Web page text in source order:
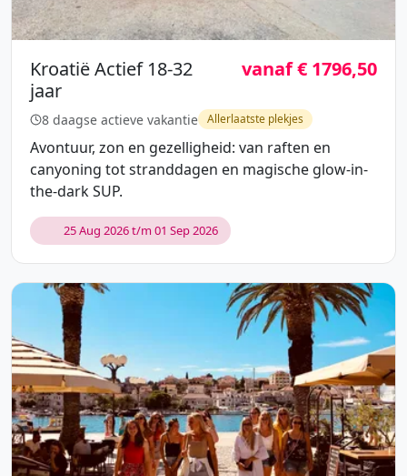
Kroatië Actief 18-32
jaar
vanaf € 1796,50
8 daagse actieve vakantie Allerlaatste plekjes
Avontuur, zon en gezelligheid: van raften en
canyoning tot stranddagen en magische glow-in-
the-dark SUP.
25 Aug 2026 t/m 01 Sep 2026